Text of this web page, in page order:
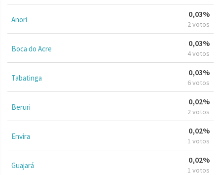
Anori
0,03%
2 votos
Boca do Acre
0,03%
4 votos
Tabatinga
0,03%
6 votos
Beruri
0,02%
2 votos
Envira
0,02%
1 votos
Guajará
0,02%
1 votos